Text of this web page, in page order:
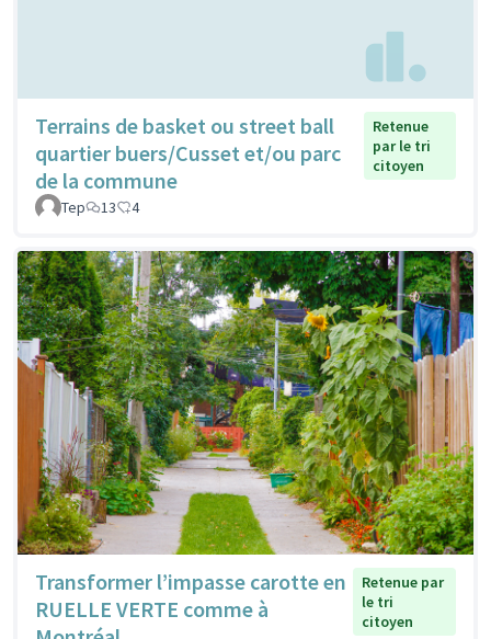
Terrains de basket ou street ball
quartier buers/Cusset et/ou parc
de la commune
Retenue
par le tri
citoyen
Tep 13 4
Transformer l’impasse carotte en
RUELLE VERTE comme à
Retenue par
le tri
citoyen